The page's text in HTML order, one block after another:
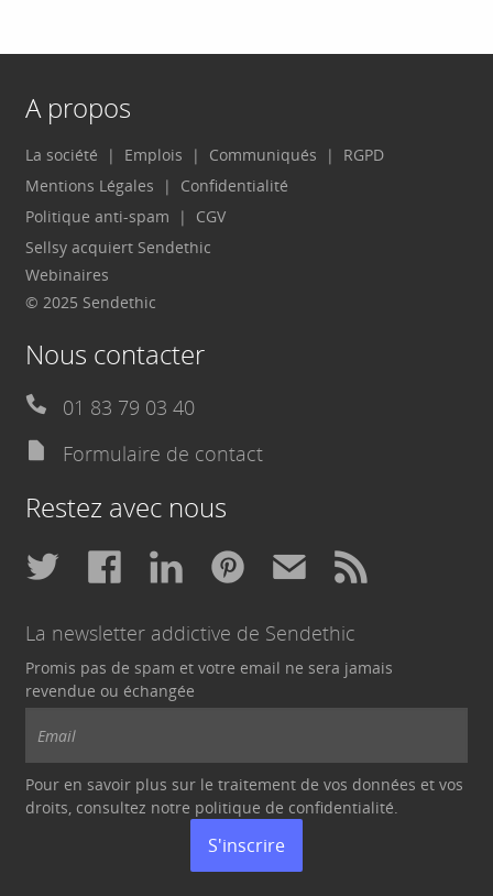
A propos
La société Emplois Communiqués
RGPD
Mentions Légales
Confidentialité
Politique anti-spam
CGV
Sellsy acquiert Sendethic
Webinaires
© 2025 Sendethic
Nous contacter
01 83 79 03 40
Formulaire de contact
Restez avec nous
La newsletter addictive de Sendethic
Promis pas de spam et votre email ne sera jamais
revendue ou échangée
Pour en savoir plus sur le traitement de vos données et vos
droits, consultez notre politique de confidentialité.
S'inscrire